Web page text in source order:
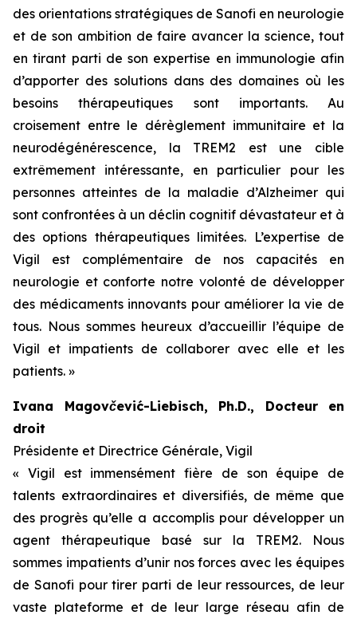
des orientations stratégiques de Sanofi en neurologie
et de son ambition de faire avancer la science, tout
en tirant parti de son expertise en immunologie afin
d’apporter des solutions dans des domaines où les
besoins thérapeutiques sont importants. Au
croisement entre le dérèglement immunitaire et la
neurodégénérescence, la TREM2 est une cible
extrêmement intéressante, en particulier pour les
personnes atteintes de la maladie d’Alzheimer qui
sont confrontées à un déclin cognitif dévastateur et à
des options thérapeutiques limitées. L’expertise de
Vigil est complémentaire de nos capacités en
neurologie et conforte notre volonté de développer
des médicaments innovants pour améliorer la vie de
tous. Nous sommes heureux d’accueillir l’équipe de
Vigil et impatients de collaborer avec elle et les
patients. »
Ivana Magovčević-Liebisch, Ph.D., Docteur en
droit
Présidente et Directrice Générale, Vigil
« Vigil est immensément fière de son équipe de
talents extraordinaires et diversifiés, de même que
des progrès qu’elle a accomplis pour développer un
agent thérapeutique basé sur la TREM2. Nous
sommes impatients d’unir nos forces avec les équipes
de Sanofi pour tirer parti de leur ressources, de leur
vaste plateforme et de leur large réseau afin de